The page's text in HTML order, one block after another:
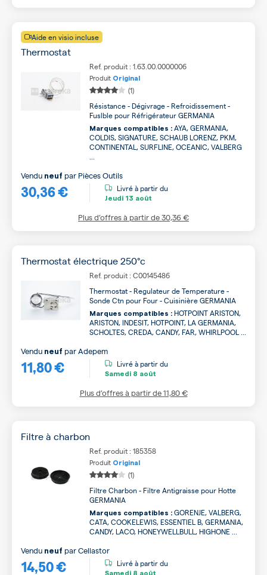
Aide en visio incluse
Thermostat
Ref. produit : 1.63.00.0000006
Produit Original
(1)
Résistance - Dégivrage - Refroidissement -
Fuslble pour Réfrigérateur GERMANIA
Marques compatibles : AYA, GERMANIA,
COLDIS, SIGNATURE, SCHAUB LORENZ, PKM,
CONTINENTAL, SURFLINE, OCEANIC, VALBERG
30,36 €
Vendu neuf par Pièces Outils
Livré à partir du
Jeudi 13 août
Plus d’offres à partir de30,36 €
Thermostat électrique 250°c
Ref. produit : C00145486
Thermostat - Regulateur de Temperature -
Sonde Ctn pour Four - Cuisinière GERMANIA
Marques compatibles : HOTPOINT ARISTON,
ARISTON, INDESIT, HOTPOINT, LA GERMANIA,
SCHOLTES, CREDA, CANDY, FAR, WHIRLPOOL ...
11,80 €
Vendu neuf parAdepem
Livré à partir du
Samedi 8 août
Plus d’offres à partir de11,80 €
Filtre à charbon
Ref. produit : 185358
Produit Original
(1)
Filtre Charbon - Filtre Antigraisse pour Hotte
GERMANIA
Marques compatibles : GORENJE, VALBERG,
CATA, COOKELEWIS, ESSENTIEL B, GERMANIA,
CANDY, LACO, HONEYWELLBULL, HIGHONE ...
14,50 €
Vendu neuf parCellastor
Livré à partir du
Samedi 8 août